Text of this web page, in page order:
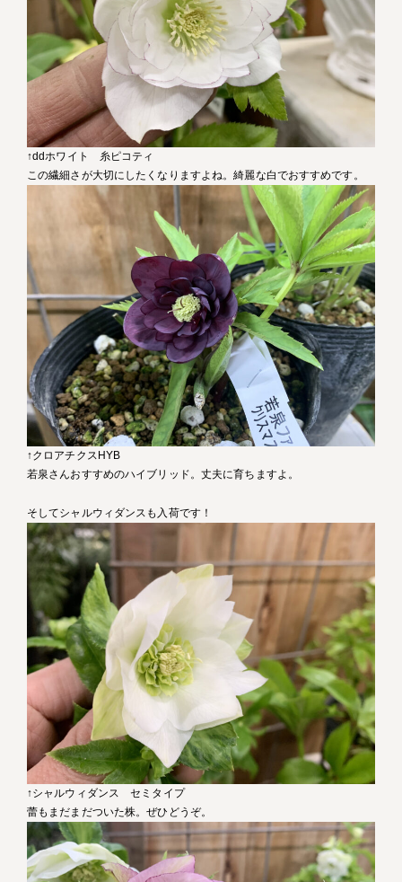
↑ddホワイト 糸ピコティ
この繊細さが大切にしたくなりますよね。綺麗な白でおすすめです。
↑クロアチクスHYB
若泉さんおすすめのハイブリッド。丈夫に育ちますよ。
そしてシャルウィダンスも入荷です！
↑シャルウィダンス セミタイプ
蕾もまだまだついた株。ぜひどうぞ。